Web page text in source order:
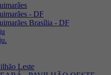
- DF
Brasília - DF
Leste